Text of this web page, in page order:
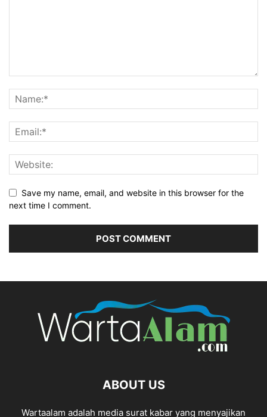
Save my name, email, and website in this browser for the
next time I comment.
ABOUT US
Wartaalam adalah media surat kabar yang menyajikan